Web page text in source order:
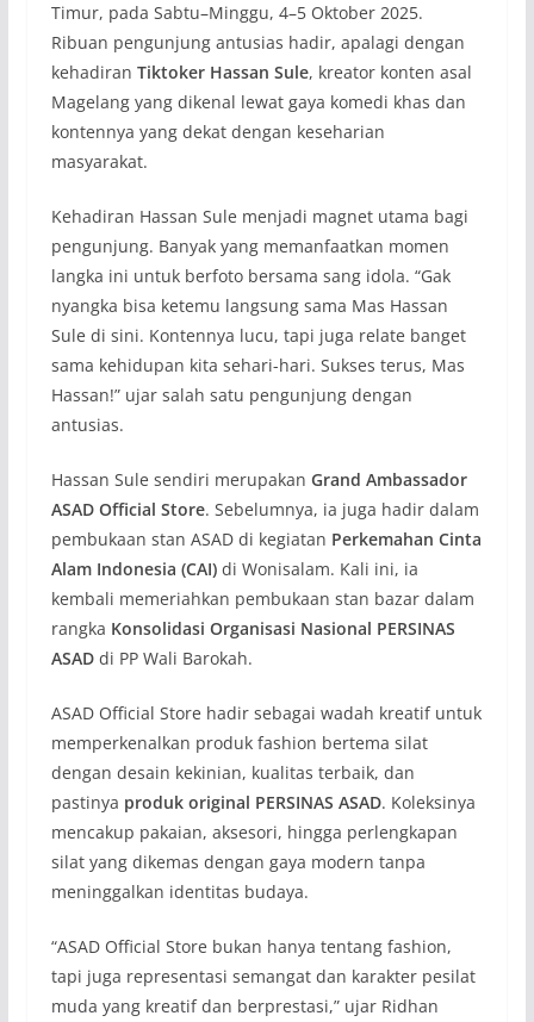
Timur, pada Sabtu–Minggu, 4–5 Oktober 2025.
Ribuan pengunjung antusias hadir, apalagi dengan
kehadiran Tiktoker Hassan Sule, kreator konten asal
Magelang yang dikenal lewat gaya komedi khas dan
kontennya yang dekat dengan keseharian
masyarakat.
Kehadiran Hassan Sule menjadi magnet utama bagi
pengunjung. Banyak yang memanfaatkan momen
langka ini untuk berfoto bersama sang idola. “Gak
nyangka bisa ketemu langsung sama Mas Hassan
Sule di sini. Kontennya lucu, tapi juga relate banget
sama kehidupan kita sehari-hari. Sukses terus, Mas
Hassan!” ujar salah satu pengunjung dengan
antusias.
Hassan Sule sendiri merupakan Grand Ambassador
ASAD Official Store. Sebelumnya, ia juga hadir dalam
pembukaan stan ASAD di kegiatan Perkemahan Cinta
Alam Indonesia (CAI)di Wonisalam. Kali ini, ia
kembali memeriahkan pembukaan stan bazar dalam
rangka Konsolidasi Organisasi Nasional PERSINAS
ASADdi PP Wali Barokah.
ASAD Official Store hadir sebagai wadah kreatif untuk
memperkenalkan produk fashion bertema silat
dengan desain kekinian, kualitas terbaik, dan
pastinya produk original PERSINAS ASAD. Koleksinya
mencakup pakaian, aksesori, hingga perlengkapan
silat yang dikemas dengan gaya modern tanpa
meninggalkan identitas budaya.
“ASAD Official Store bukan hanya tentang fashion,
tapi juga representasi semangat dan karakter pesilat
muda yang kreatif dan berprestasi,” ujar Ridhan